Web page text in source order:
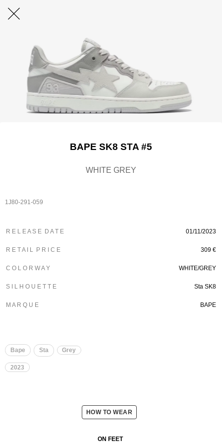
BAPE SK8 STA #5
WHITE GREY
1J80-291-059
R E L E A S E D A T E 01/11/2023
R E T A I L P R I C E 309 €
C O L O R W A Y WHITE/GREY
S I L H O U E T T E Sta SK8
M A R Q U E BAPE
Bape Sta Grey
2023
HOW TO WEAR
ON FEET